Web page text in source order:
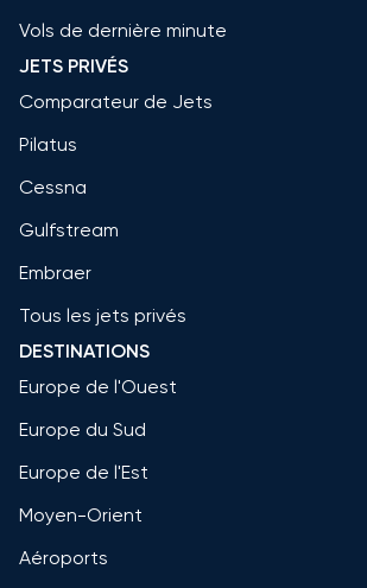
Vols de dernière minute
JETS PRIVÉS
Comparateur de Jets
Pilatus
Cessna
Gulfstream
Embraer
Tous les jets privés
DESTINATIONS
Europe de l'Ouest
Europe du Sud
Europe de l'Est
Moyen-Orient
Aéroports